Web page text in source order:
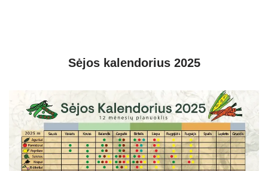
Sėjos kalendorius 2025